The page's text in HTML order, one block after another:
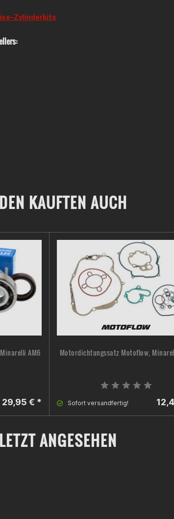
Zylinderkits
KAUFTEN AUCH
AM6
29,95 € *
Motordichtungssatz Motoflow,
Sofort versandfertig!
ANGESEHEN